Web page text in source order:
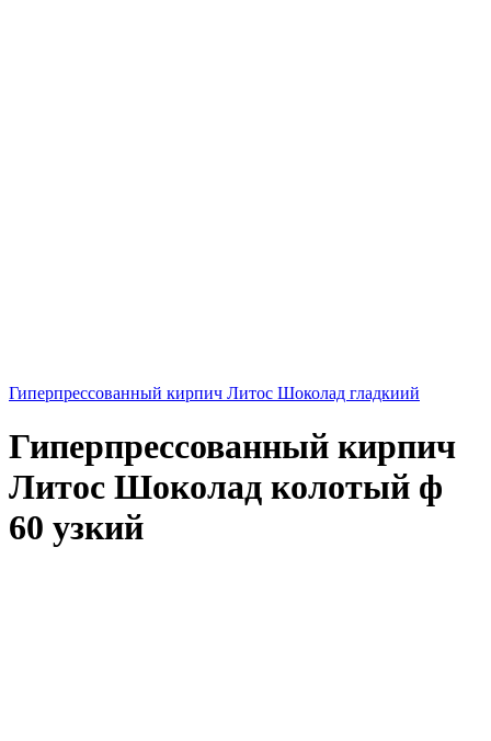
Гиперпрессованный кирпич Литос Шоколад гладкиий
Гиперпрессованный кирпич
Литос Шоколад колотый ф
60 узкий